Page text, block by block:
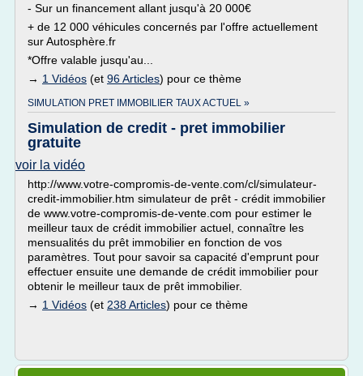
- Sur un financement allant jusqu'à 20 000€
+ de 12 000 véhicules concernés par l'offre actuellement
sur Autosphère.fr
*Offre valable jusqu'au...
→ 1 Vidéos (et 96 Articles) pour ce thème
SIMULATION PRET IMMOBILIER TAUX ACTUEL »
Simulation de credit - pret immobilier
gratuite
voir la vidéo
http://www.votre-compromis-de-vente.com/cl/simulateur-
credit-immobilier.htm simulateur de prêt - crédit immobilier
de www.votre-compromis-de-vente.com pour estimer le
meilleur taux de crédit immobilier actuel, connaître les
mensualités du prêt immobilier en fonction de vos
paramètres. Tout pour savoir sa capacité d'emprunt pour
effectuer ensuite une demande de crédit immobilier pour
obtenir le meilleur taux de prêt immobilier.
→ 1 Vidéos (et 238 Articles) pour ce thème